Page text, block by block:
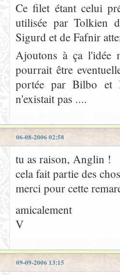
Ce filet étant celui
utilisée par Tolkien
Sigurd et de Fafnir
Ajoutons à ça l'idée
pourrait être
portée par Bilbo et
n'existait pas ....
06-08-2006 02:58
tu as raison, Anglin !
cela fait partie des
merci pour cette
amicalement
V
09-09-2006 13:15